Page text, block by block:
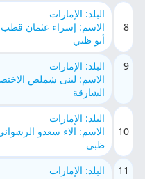
8
البلد: الإمارات
الاسم: إسراء عثمان
أبو ظبي
9
البلد: الإمارات
الاسم: لبنى شملص
الشارقة
10
البلد: الإمارات
الاسم: الاء سعدو
ظبي
11
البلد: الإمارات